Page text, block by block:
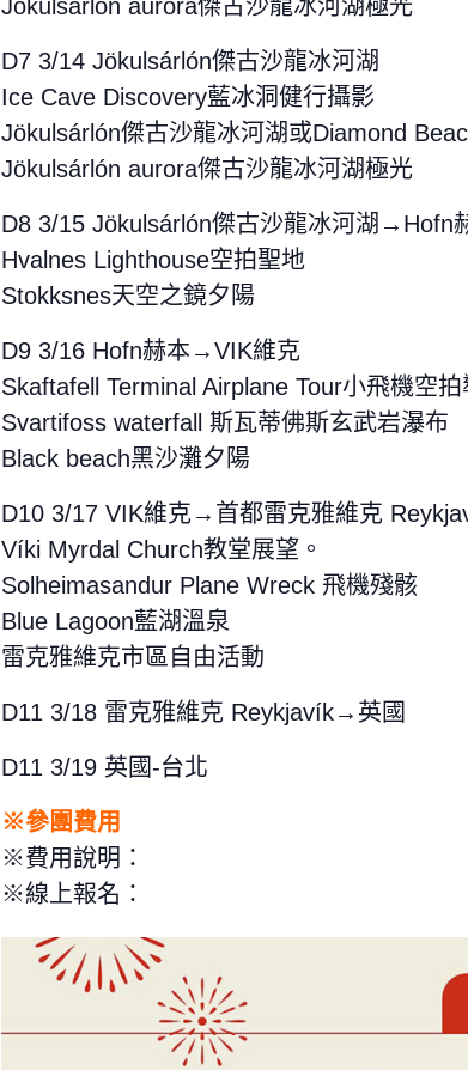
Jökulsárlón aurora傑古沙龍冰河湖極光
D7 3/14 Jökulsárlón傑古沙龍冰河湖
Ice Cave Discovery藍冰洞健行攝影
Jökulsárlón傑古沙龍冰河湖或Diamond
Jökulsárlón aurora傑古沙龍冰河湖極光
D8 3/15 Jökulsárlón傑古沙龍冰河湖→Hofn
Hvalnes Lighthouse空拍聖地
Stokksnes天空之鏡夕陽
D9 3/16 Hofn赫本→VIK維克
Skaftafell Terminal Airplane Tour小飛機空拍
Svartifoss waterfall 斯瓦蒂佛斯玄武岩瀑布
Black beach黑沙灘夕陽
D10 3/17 VIK維克→首都雷克雅維克
Víki Myrdal Church教堂展望。
Solheimasandur Plane Wreck 飛機殘骸
Blue Lagoon藍湖溫泉
雷克雅維克市區自由活動
D11 3/18 雷克雅維克 Reykjavík→英國
D11 3/19 英國-台北
※參團費用
※費用說明：
※線上報名：